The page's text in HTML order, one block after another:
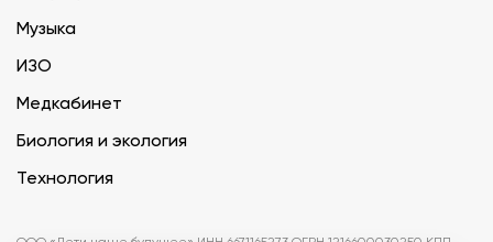
Музыка
ИЗО
Медкабинет
Биология и экология
Технология